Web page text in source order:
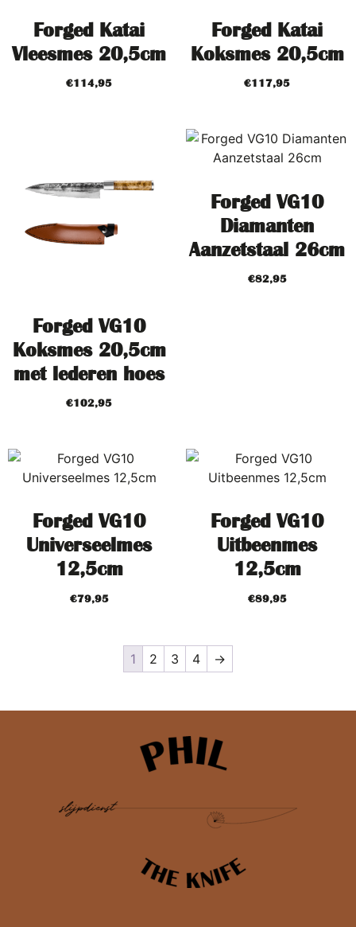
Forged Katai
Vleesmes 20,5cm
€114,95
Forged Katai
Koksmes 20,5cm
€117,95
Forged VG10
Koksmes 20,5cm
met lederen hoes
€102,95
Forged VG10
Diamanten
Aanzetstaal 26cm
€82,95
Forged VG10
Universeelmes
12,5cm
€79,95
Forged VG10
Uitbeenmes
12,5cm
€89,95
1 2 3 4 →